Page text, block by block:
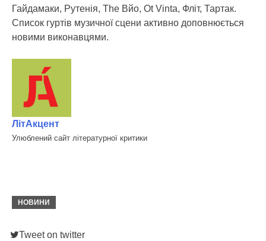
Гайдамаки, Рутенія, The Вйо, Оt Vinta, Фліт, Тартак.
Список гуртів музичної сцени активно доповнюється
новими виконавцями.
ЛітАкцент
Улюблений сайт літературної критики
НОВИНИ
Tweet on twitter